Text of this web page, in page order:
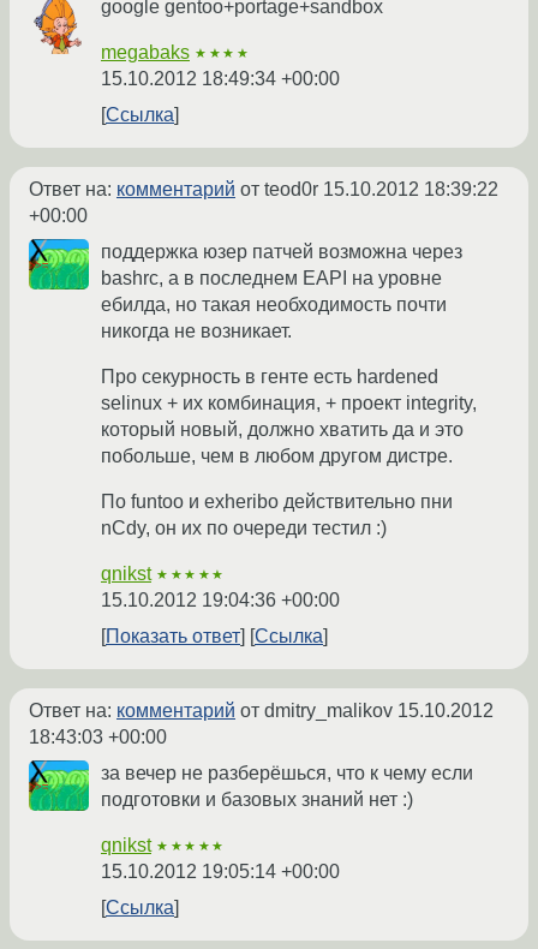
google gentoo+portage+sandbox
megabaks ★★★★
15.10.2012 18:49:34 +00:00
Ссылка
Ответ на: комментарий от teod0r 15.10.2012 18:39:22
+00:00
поддержка юзер патчей возможна через
bashrc, а в последнем EAPI на уровне
ебилда, но такая необходимость почти
никогда не возникает.
Про секурность в генте есть hardened
selinux + их комбинация, + проект integrity,
который новый, должно хватить да и это
побольше, чем в любом другом дистре.
По funtoo и exheribo действительно пни
nCdy, он их по очереди тестил :)
qnikst ★★★★★
15.10.2012 19:04:36 +00:00
Показать ответ
Ссылка
Ответ на: комментарий от dmitry_malikov 15.10.2012
18:43:03 +00:00
за вечер не разберёшься, что к чему если
подготовки и базовых знаний нет :)
qnikst ★★★★★
15.10.2012 19:05:14 +00:00
Ссылка